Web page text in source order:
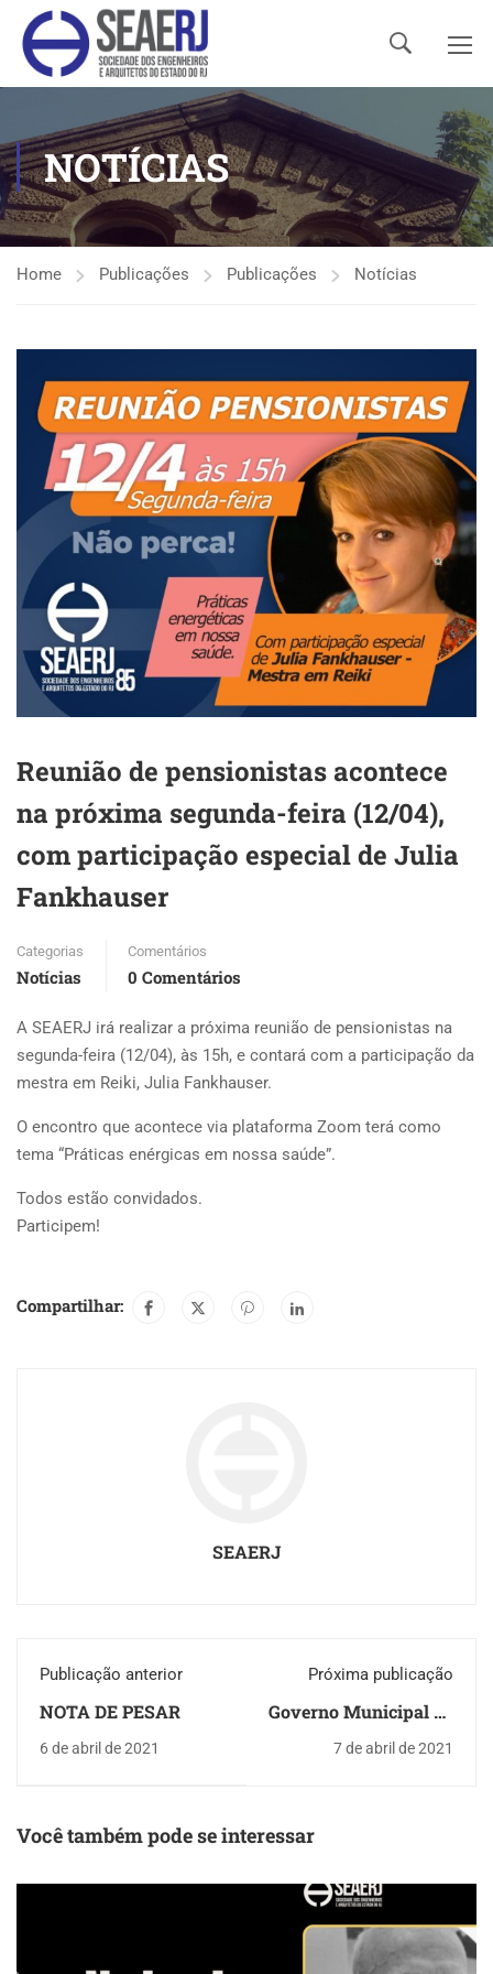
NOTÍCIAS
Home Publicações Publicações Notícias
Reunião de pensionistas acontece
na próxima segunda-feira (12/04),
com participação especial de Julia
Fankhauser
Categorias
Notícias
Comentários
0 Comentários
A SEAERJ irá realizar a próxima reunião de pensionistas na
segunda-feira (12/04), às 15h, e contará com a participação da
mestra em Reiki, Julia Fankhauser.
O encontro que acontece via plataforma Zoom terá como
tema “Práticas enérgicas em nossa saúde”.
Todos estão convidados.
Participem!
Compartilhar:
SEAERJ
Publicação anterior
NOTA DE PESAR
6 de abril de 2021
Próxima publicação
Governo Municipal do
votação da Reforma
7 de abril de 2021
Você também pode se interessar